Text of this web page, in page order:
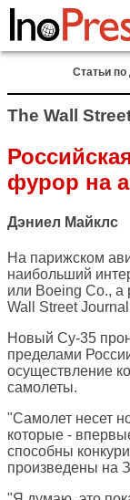
Статьи по
The Wall
фурор на
Дэниел Майклс
На парижском
наибольший
или Boeing Co., а
Wall Street Journal
Новый Су-35
пределами
осуществление
самолеты.
"Самолет несет
которые -
способны
произведены на